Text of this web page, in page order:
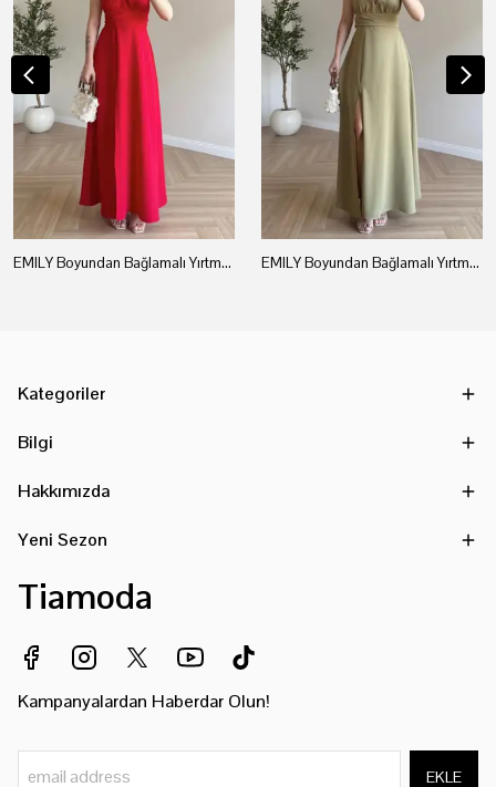
EMILY Boyundan Bağlamalı Yırtmaçlı Elbise - Kırmızı EMILY Boyundan Bağlamalı Yırtmaçlı Elbise - Açık Yeşil
Kategoriler
Bilgi
Hakkımızda
Yeni Sezon
Tiamoda
Kampanyalardan Haberdar Olun!
EKLE